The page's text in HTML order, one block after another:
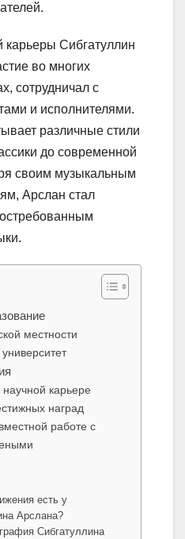
карьеры Сибгатуллин
во многих
сотрудничал с
и исполнителями.
различные стили
до современной
своим музыкальным
Арслан стал
местности
карьере
наград
работе с
есть у
Арслана?
Сибгатуллина